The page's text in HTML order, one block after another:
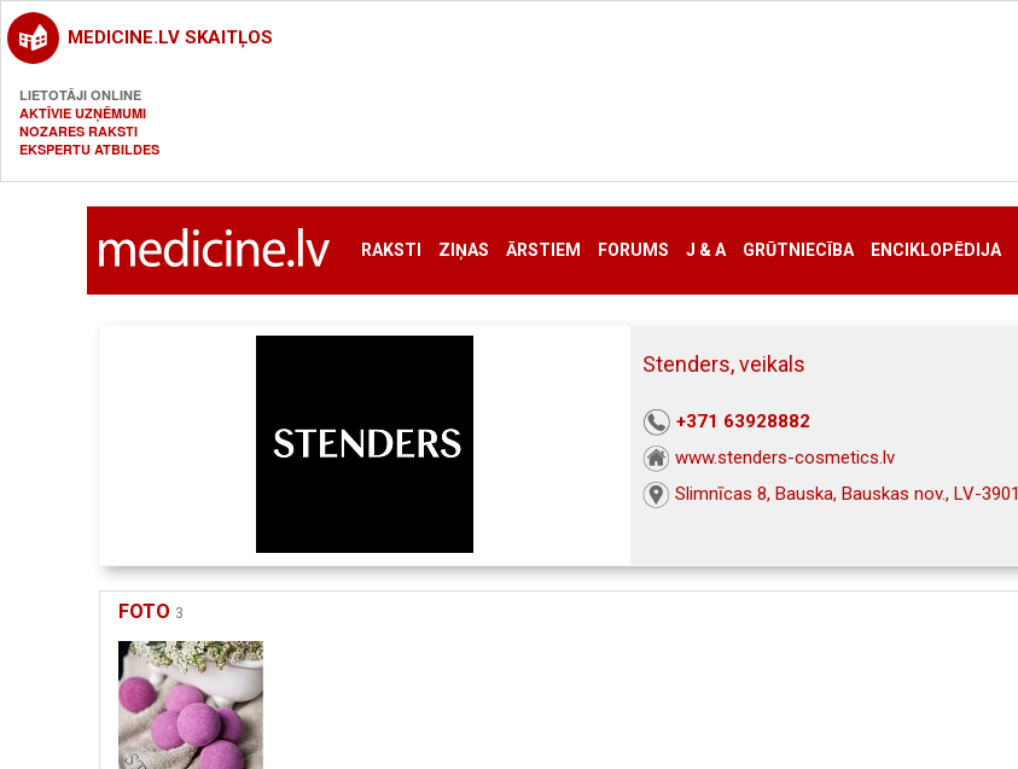
MEDICINE.LV SKAITĻOS
LIETOTĀJI ONLINE
AKTĪVIE UZŅĒMUMI
NOZARES RAKSTI
EKSPERTU ATBILDES
RAKSTI ZIŅAS ĀRSTIEM FORUMS J & A GRŪTNIECĪBA ENCIKLOPĒDIJA
Stenders, veikals
+371 63928882
www.stenders-cosmetics.lv
Slimnīcas 8, Bauska, Bauskas nov., LV-3901
FOTO 3